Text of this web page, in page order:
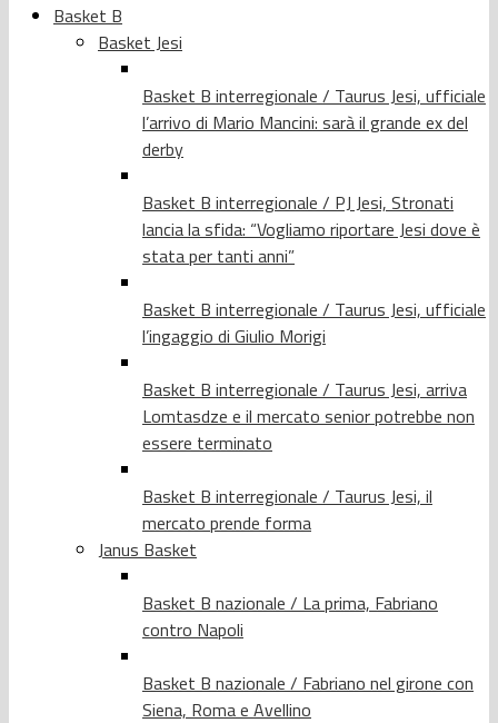
Basket B
Basket Jesi
Basket B interregionale / Taurus Jesi, ufficiale
l’arrivo di Mario Mancini: sarà il grande ex del
derby
Basket B interregionale / PJ Jesi, Stronati
lancia la sfida: “Vogliamo riportare Jesi dove è
stata per tanti anni”
Basket B interregionale / Taurus Jesi, ufficiale
l’ingaggio di Giulio Morigi
Basket B interregionale / Taurus Jesi, arriva
Lomtasdze e il mercato senior potrebbe non
essere terminato
Basket B interregionale / Taurus Jesi, il
mercato prende forma
Janus Basket
Basket B nazionale / La prima, Fabriano
contro Napoli
Basket B nazionale / Fabriano nel girone con
Siena, Roma e Avellino